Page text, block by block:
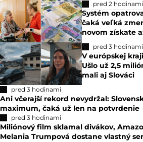
pred 2 hodinami
Systém
čaká veľká
novom získate
pred 3 hodinami
V európskej
Ušlo už 2,5
mali aj Slováci
pred 3 hodinami
Ani včerajší rekord nevydržal:
maximum, čaká už len na potvrdenie
pred 3 hodinami
Miliónový film sklamal divákov,
Melania Trumpová dostane vlastný